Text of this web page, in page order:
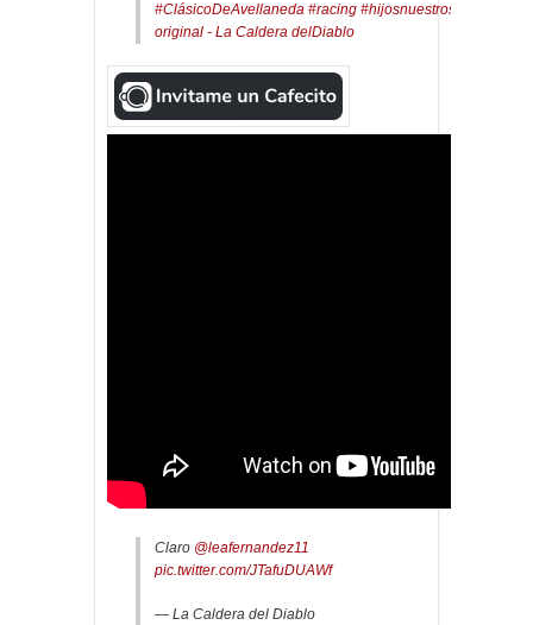
#ClásicoDeAvellaneda #racing #hijosnuestros
original - La Caldera delDiablo
Claro @leafernandez11
pic.twitter.com/JTafuDUAWf
— La Caldera del Diablo